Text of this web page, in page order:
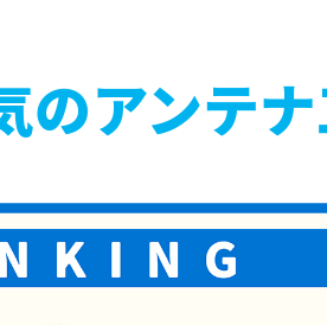
のアンテ